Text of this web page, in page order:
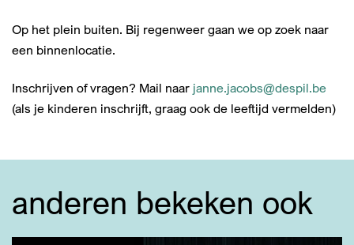
Op het plein buiten. Bij regenweer gaan we op zoek naar
een binnenlocatie.
Inschrijven of vragen? Mail naar janne.jacobs@despil.be
(als je kinderen inschrijft, graag ook de leeftijd vermelden)
anderen bekeken ook